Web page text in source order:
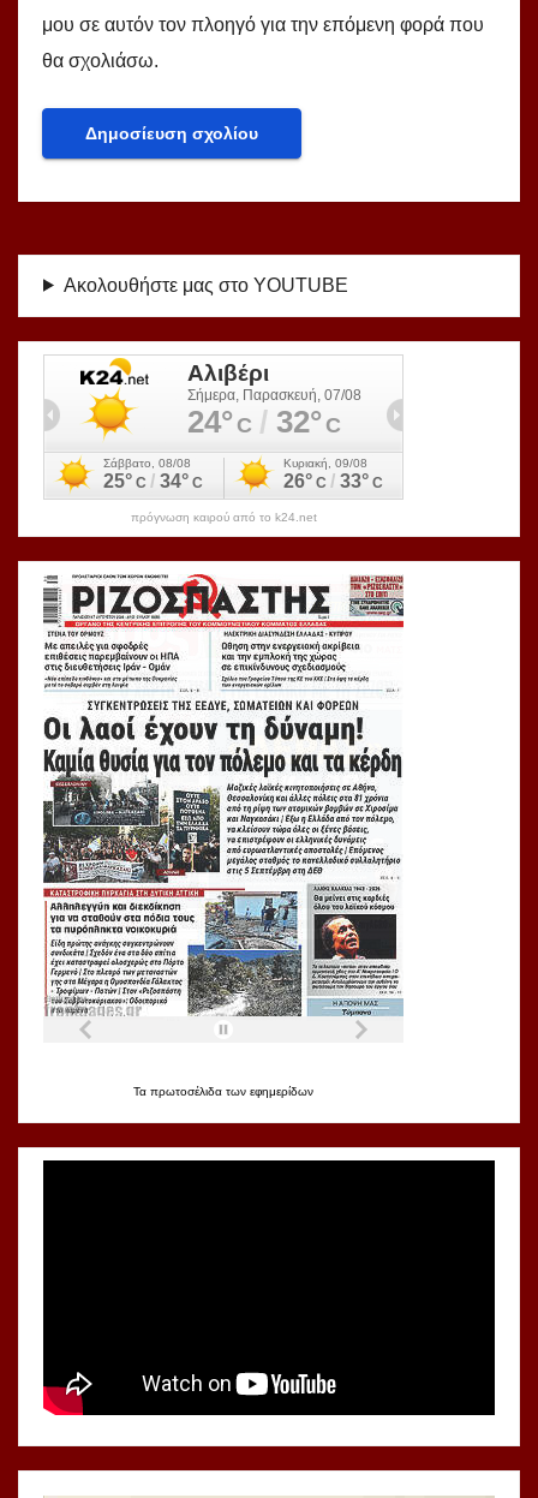
μου σε αυτόν τον πλοηγό για την επόμενη φορά που
θα σχολιάσω.
Ακολουθήστε μας στο YOUTUBE
πρόγνωση καιρού από το k24.net
Τα πρωτοσέλιδα των εφημερίδων